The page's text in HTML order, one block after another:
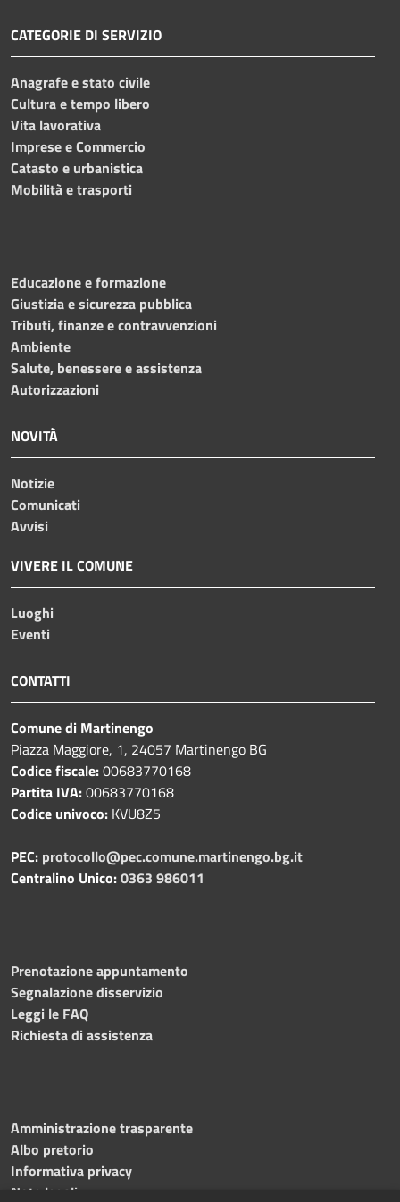
CATEGORIE DI SERVIZIO
Anagrafe e stato civile
Cultura e tempo libero
Vita lavorativa
Imprese e Commercio
Catasto e urbanistica
Mobilità e trasporti
Educazione e formazione
Giustizia e sicurezza pubblica
Tributi, finanze e contravvenzioni
Ambiente
Salute, benessere e assistenza
Autorizzazioni
NOVITÀ
Notizie
Comunicati
Avvisi
VIVERE IL COMUNE
Luoghi
Eventi
CONTATTI
Comune di Martinengo
Piazza Maggiore, 1, 24057 Martinengo BG
Codice fiscale:00683770168
Partita IVA:00683770168
Codice univoco: KVU8Z5
PEC: protocollo@pec.comune.martinengo.bg.it
Centralino Unico:0363 986011
Prenotazione appuntamento
Segnalazione disservizio
Leggi le FAQ
Richiesta di assistenza
Amministrazione trasparente
Albo pretorio
Informativa privacy
Note legali